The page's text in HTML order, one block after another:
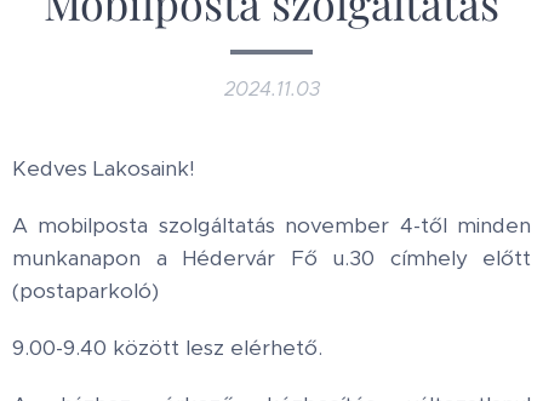
2024.11.03
Kedves Lakosaink!
A mobilposta szolgáltatás november 4-től minden
munkanapon a Hédervár Fő u.30 címhely előtt
(postaparkoló)
9.00-9.40 között lesz elérhető.